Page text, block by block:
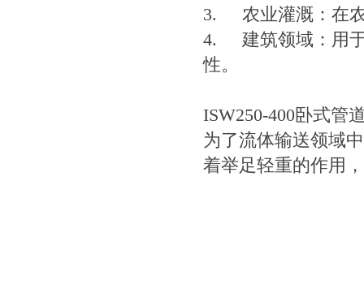
3.
农业灌溉：在
4.
建筑领域：用
性。
ISW250-400卧式管
为了流体输送领域
着举足轻重的作用